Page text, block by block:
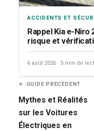
ACCIDENTS ET
Rappel Kia e-
risque et
6 août 2026 · 5 min de
Navigation
de
l’article
← GUIDE PRÉCÉDENT
Mythes et Réalités
sur les Voitures
Électriques en